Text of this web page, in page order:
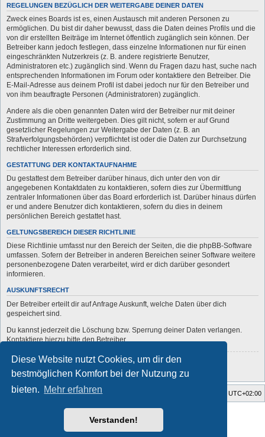
Diese Website nutzt Cookies, um dir den
bestmöglichen Komfort bei der Nutzung zu
bieten. Mehr erfahren
Verstanden!
REGELUNGEN BEZÜGLICH DER WEITERGABE DEINER DATEN
Zweck eines Boards ist es, einen Austausch mit anderen Personen zu
ermöglichen. Du bist dir daher bewusst, dass die Daten deines Profils und die
von dir erstellten Beiträge im Internet öffentlich zugänglich sein können. Der
Betreiber kann jedoch festlegen, dass einzelne Informationen nur für einen
eingeschränkten Nutzerkreis (z. B. andere registrierte Benutzer,
Administratoren etc.) zugänglich sind. Wenn du Fragen dazu hast, suche nach
entsprechenden Informationen im Forum oder kontaktiere den Betreiber. Die
E-Mail-Adresse aus deinem Profil ist dabei jedoch nur für den Betreiber und
von ihm beauftragte Personen (Administratoren) zugänglich.
Andere als die oben genannten Daten wird der Betreiber nur mit deiner
Zustimmung an Dritte weitergeben. Dies gilt nicht, sofern er auf Grund
gesetzlicher Regelungen zur Weitergabe der Daten (z. B. an
Strafverfolgungsbehörden) verpflichtet ist oder die Daten zur Durchsetzung
rechtlicher Interessen erforderlich sind.
GESTATTUNG DER KONTAKTAUFNAHME
Du gestattest dem Betreiber darüber hinaus, dich unter den von dir
angegebenen Kontaktdaten zu kontaktieren, sofern dies zur Übermittlung
zentraler Informationen über das Board erforderlich ist. Darüber hinaus dürfen
er und andere Benutzer dich kontaktieren, sofern du dies in deinem
persönlichen Bereich gestattet hast.
GELTUNGSBEREICH DIESER RICHTLINIE
Diese Richtlinie umfasst nur den Bereich der Seiten, die die phpBB-Software
umfassen. Sofern der Betreiber in anderen Bereichen seiner Software weitere
personenbezogene Daten verarbeitet, wird er dich darüber gesondert
informieren.
AUSKUNFTSRECHT
Der Betreiber erteilt dir auf Anfrage Auskunft, welche Daten über dich
gespeichert sind.
Du kannst jederzeit die Löschung bzw. Sperrung deiner Daten verlangen.
Kontaktiere hierzu bitte den Betreiber.
Zurück zur vorherigen Seite
Startseite Foren-Übersicht UTC+02:00
forum
Powered byphpBB® Forum Software © phpBB Limited
phpBB.de